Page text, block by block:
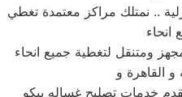
.. نمتلك مراكز معتمدة تغطي
انحاء
و القاهرة و